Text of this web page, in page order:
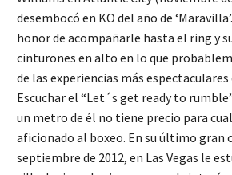
desembocó en KO del año de
honor de acompañarle hasta el ring y
cinturones en alto en lo que
de las experiencias más espectaculares
Escuchar el “Let´s get ready to
un metro de él no tiene precio para
aficionado al boxeo. En su último gran
septiembre de 2012, en Las Vegas le